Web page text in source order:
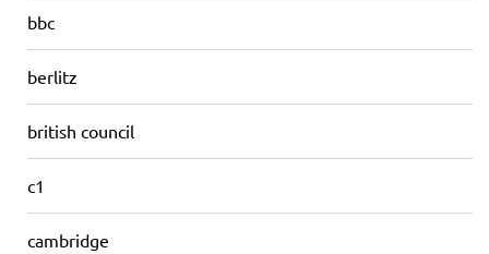
bbc
berlitz
british council
c1
cambridge